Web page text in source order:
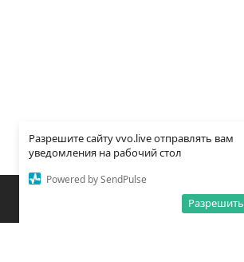
Разрешите сайту vvo.live отправлять вам
уведомления на рабочий стол
Powered by SendPulse
Разрешить
Закладки Поиск